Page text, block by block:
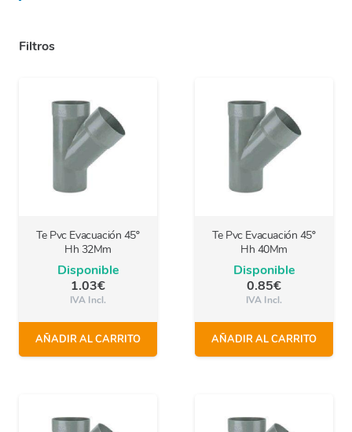
Filtros
Te Pvc Evacuación 45º
Hh 32Mm
Disponible
1.03€
IVA Incl.
AÑADIR AL CARRITO
Te Pvc Evacuación 45º
Hh 40Mm
Disponible
0.85€
IVA Incl.
AÑADIR AL CARRITO